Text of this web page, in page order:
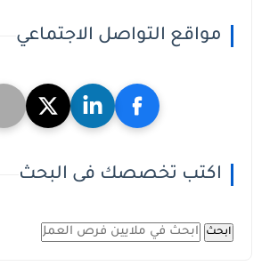
مواقع التواصل الاجتماعي
اكتب تخصصك فى البحث
ابحث